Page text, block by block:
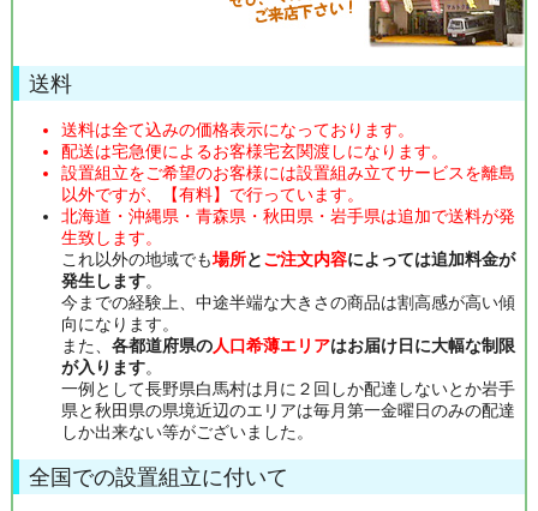
送料
送料は全て込みの価格表示になっております。
配送は宅急便によるお客様宅玄関渡しになります。
設置組立をご希望のお客様には設置組み立てサービスを離島
以外ですが、【有料】で行っています。
北海道・沖縄県・青森県・秋田県・岩手県は追加で送料が発
生致します。
これ以外の地域でも場所とご注文内容によっては追加料金が
発生します。
今までの経験上、中途半端な大きさの商品は割高感が高い傾
向になります。
また、 各都道府県の人口希薄エリアはお届け日に大幅な制限
が入ります。
一例として長野県白馬村は月に２回しか配達しないとか岩手
県と秋田県の県境近辺のエリアは毎月第一金曜日のみの配達
しか出来ない等がございました。
全国での設置組立に付いて